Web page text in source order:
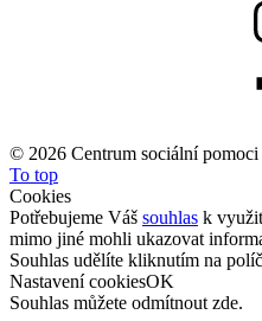
© 2026 Centrum sociální
To top
Cookies
Potřebujeme Váš souhlas k
mimo jiné mohli ukazovat
Souhlas udělíte kliknutím na
Nastavení cookiesOK
Souhlas můžete odmítnout zde.